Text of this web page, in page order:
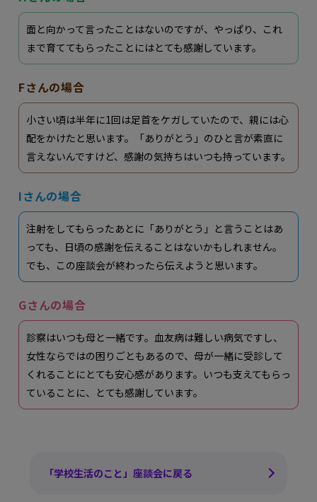
面と向かって言ったことはないのですが、やっぱり、これ
まで育ててもらったことにはとても感謝しています。
Fさんの場合
小さい頃は半年に1回は足首をケガしていたので、親には心
配をかけたと思います。「ありがとう」のひと言が素直に
言えないんですけど、感謝の気持ちはいつも持っています。
Iさんの場合
注射をしてもらったあとに「ありがとう」と言うことはあ
っても、日頃の感謝を伝えることはないかもしれません。
でも、この座談会が終わったら伝えようと思います。
Gさんの場合
診察はいつも母と一緒です。血友病は難しい病気ですし、
女性ならではの困りごともあるので、母が一緒に受診して
くれることにとても安心感があります。いつも支えてもらっ
ていることに、とても感謝しています。
「学校生活のこと」座談会に戻る